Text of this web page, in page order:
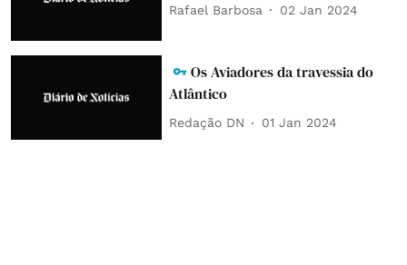
Rafael Barbosa 02 Jan 2024
Os Aviadores da travessia do
Atlântico
Redação DN 01 Jan 2024